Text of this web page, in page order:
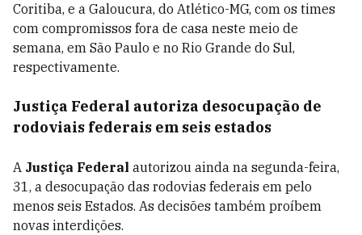
Coritiba, e a Galoucura, do Atlético-MG, com os times
com compromissos fora de casa neste meio de
semana, em São Paulo e no Rio Grande do Sul,
respectivamente.
Justiça Federal autoriza desocupação de
rodoviais federais em seis estados
A Justiça Federal autorizou ainda na segunda-feira,
31, a desocupação das rodovias federais em pelo
menos seis Estados. As decisões também proíbem
novas interdições.